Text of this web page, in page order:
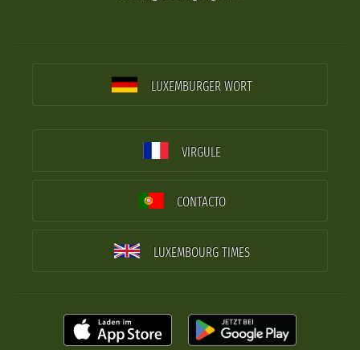
LUXEMBURGER WORT
VIRGULE
CONTACTO
LUXEMBOURG TIMES